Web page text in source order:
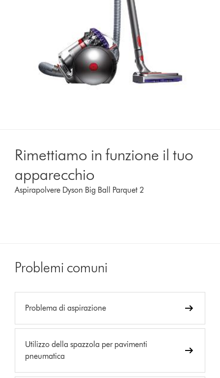
Rimettiamo in funzione il tuo
apparecchio
Aspirapolvere Dyson Big Ball Parquet 2
Problemi comuni
Problema di aspirazione
Utilizzo della spazzola per pavimenti
pneumatica